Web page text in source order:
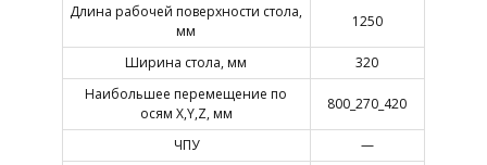
Длина рабочей поверхности стола,
мм
1250
Ширина стола, мм
320
Наибольшее перемещение по
осям X,Y,Z, мм
800_270_420
ЧПУ
—